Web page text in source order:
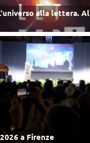
L'universo alla lettera.
a Firenze